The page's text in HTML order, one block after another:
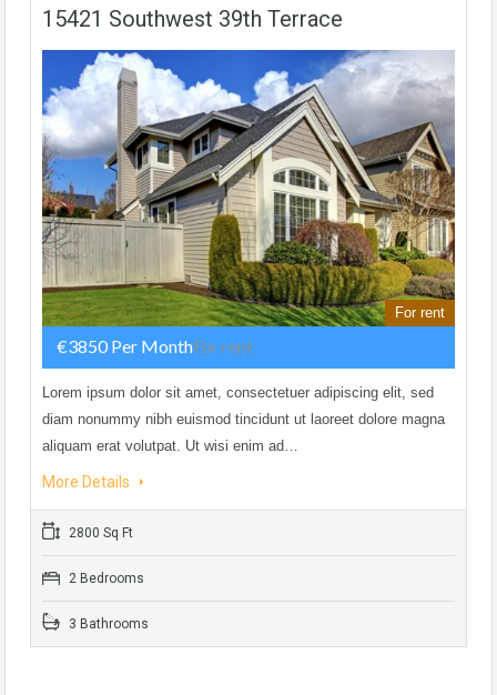
15421 Southwest 39th Terrace
For rent
€3850 Per MonthFor rent
Lorem ipsum dolor sit amet, consectetuer adipiscing elit, sed
diam nonummy nibh euismod tincidunt ut laoreet dolore magna
aliquam erat volutpat. Ut wisi enim ad…
More Details
2800 Sq Ft
2 Bedrooms
3 Bathrooms